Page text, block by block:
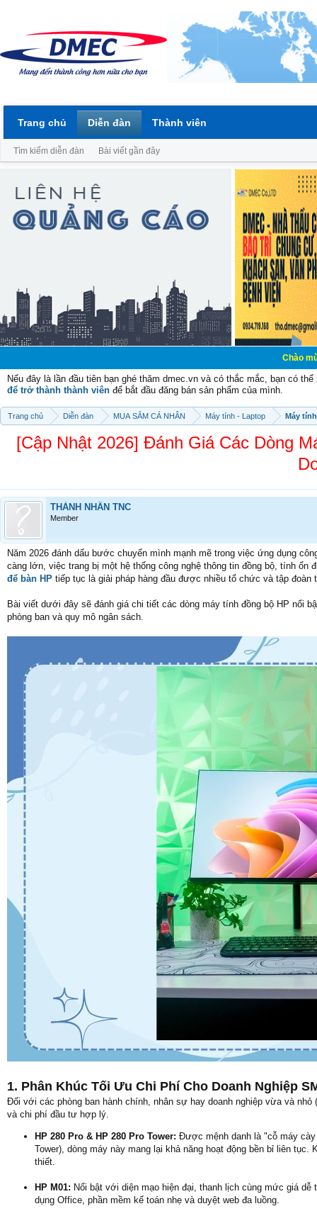
Chào mừng các
Nếu đây là lần đầu tiên bạn ghé thăm dmec.vn và có thắc mắc, bạn có
để trở thành thành viên để bắt đầu đăng bán sản phẩm của mình.
Trang chủ Diễn đàn MUA SẮM CÁ NHÂN Máy tính - Laptop Máy tính
[Cập Nhật 2026] Đánh Giá Các Dòng
THÀNH NHÂN TNC
Member
Năm 2026 đánh dấu bước chuyển mình mạnh mẽ trong việc ứng dụng
càng lớn, việc trang bị một hệ thống công nghệ thông tin đồng bộ, tính
để bàn HP tiếp tục là giải pháp hàng đầu được nhiều tổ chức và tập đoàn
Bài viết dưới đây sẽ đánh giá chi tiết các dòng máy tính đồng bộ HP nổi
phòng ban và quy mô ngân sách.
1. Phân Khúc Tối Ưu Chi Phí Cho Doanh Nghiệp
Đối với các phòng ban hành chính, nhân sự hay doanh nghiệp vừa và
và chi phí đầu tư hợp lý.
HP 280 Pro & HP 280 Pro Tower: Được mệnh danh là "cỗ máy
Tower), dòng máy này mang lại khả năng hoạt động bền bỉ liên
thiết.
HP M01: Nổi bật với diện mạo hiện đại, thanh lịch cùng mức giá
dụng Office, phần mềm kế toán nhẹ và duyệt web đa luồng.
Trang chủ Diễn đàn
Tìm kiếm diễn đàn Bài viết gần đây
Thành viên